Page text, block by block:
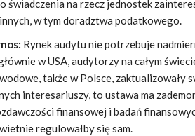
świadczenia na rzecz jednostek
w tym doradztwa podatkowego.
Rynek audytu nie potrzebuje
w USA, audytorzy na całym
także w Polsce, zaktualizowały
interesariuszy, to ustawa ma
finansowej i badań
regulowałby się sam.